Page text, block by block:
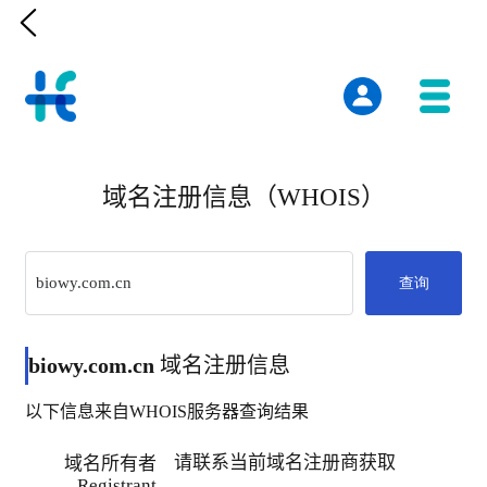

域名注册信息（WHOIS）
查询
biowy.com.cn 域名注册信息
以下信息来自WHOIS服务器查询结果
域名所有者
请联系当前域名注册商获取